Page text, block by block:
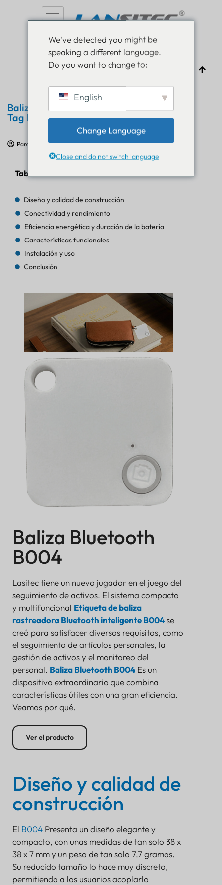
Baliza rastreadora Bluetooth inteligente
Tag B004: análisis técnico
Pam Luthra 24 de julio de 2024 Educación sobre IoT
Tabla de contenido
Diseño y calidad de construcción
Conectividad y rendimiento
Eficiencia energética y duración de la batería
Características funcionales
Instalación y uso
Conclusión
Baliza Bluetooth
B004
Lasitec tiene un nuevo jugador en el juego del
seguimiento de activos. El sistema compacto
y multifuncional Etiqueta de baliza
rastreadora Bluetooth inteligente B004se
creó para satisfacer diversos requisitos, como
el seguimiento de artículos personales, la
gestión de activos y el monitoreo del
personal. Baliza Bluetooth B004 Es un
dispositivo extraordinario que combina
características útiles con una gran eficiencia.
Veamos por qué.
Ver el producto
Diseño y calidad de
construcción
El B004 Presenta un diseño elegante y
compacto, con unas medidas de tan solo 38 x
38 x 7 mm y un peso de tan solo 7,7 gramos.
Su reducido tamaño lo hace muy discreto,
permitiendo a los usuarios acoplarlo
We've detected you might be
speaking a different language.
Do you want to change to:
English
Change Language
Close and do not switch language